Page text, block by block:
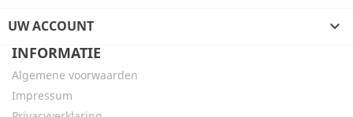
UW ACCOUNT

INFORMATIE
Algemene voorwaarden
Impressum